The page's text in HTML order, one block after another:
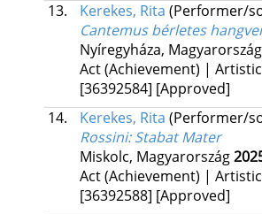
13.
Kerekes, Rita (Performer/
Cantemus bérletes
Nyíregyháza, Magyarország
Act (Achievement) | Artistic
[36392584] [Approved]
14.
Kerekes, Rita (Performer/
Rossini: Stabat Mater
Miskolc, Magyarország
Act (Achievement) | Artistic
[36392588] [Approved]